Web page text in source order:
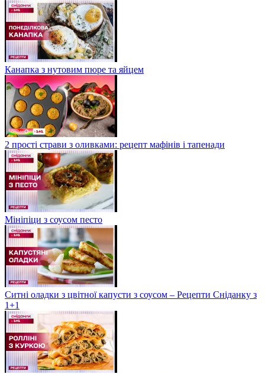
Канапка з нутовим пюре та яйцем
2 прості страви з оливками: рецепт мафінів і тапенади
Мініпіци з соусом песто
Ситні оладки з цвітної капусти з соусом – Рецепти Сніданку з
1+1